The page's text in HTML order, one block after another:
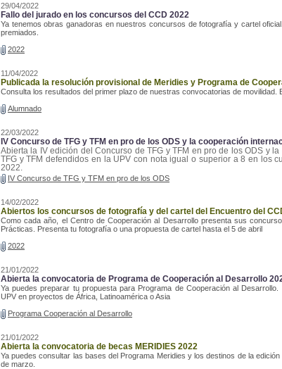
29/04/2022
Fallo del jurado en los concursos del CCD 2022
Ya tenemos obras ganadoras en nuestros concursos de fotografía y cartel
premiados.
2022
11/04/2022
Publicada la resolución provisional de Meridies y Programa de
Consulta los resultados del primer plazo de nuestras convocatorias de movilidad.
Alumnado
22/03/2022
IV Concurso de TFG y TFM en pro de los ODS y la cooperación
Abierta la IV edición del Concurso de TFG y TFM en pro de los ODS y
TFG y TFM defendidos en la UPV con nota igual o superior a 8 en los
2022.
IV Concurso de TFG y TFM en pro de los ODS
14/02/2022
Abiertos los concursos de fotografía y del cartel del Encuentro del
Como cada año, el Centro de Cooperación al Desarrollo presenta sus
Prácticas. Presenta tu fotografía o una propuesta de cartel hasta el 5 de abril
2022
21/01/2022
Abierta la convocatoria de Programa de Cooperación al Desarrollo
Ya puedes preparar tu propuesta para Programa de Cooperación al
UPV en proyectos de África, Latinoamérica o Asia
Programa Cooperación al Desarrollo
21/01/2022
Abierta la convocatoria de becas MERIDIES 2022
Ya puedes consultar las bases del Programa Meridies y los destinos de la
de marzo.